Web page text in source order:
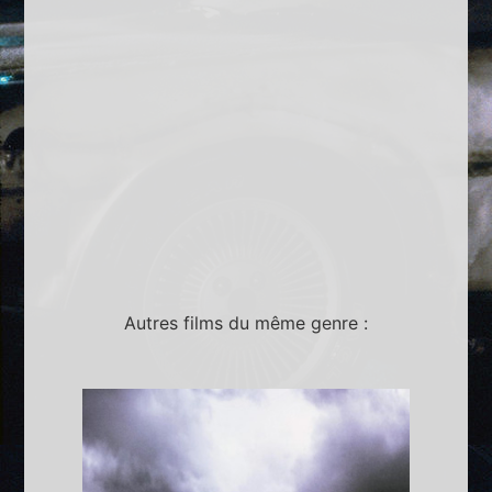
Autres films du même genre :